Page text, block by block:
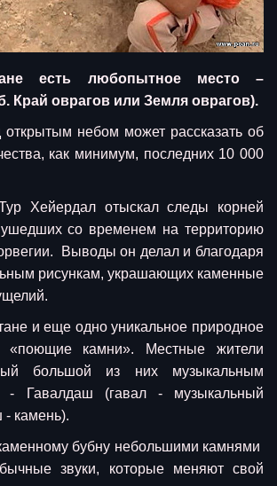
есть любопытное место –
Край оврагов или Земля оврагов).
открытым небом может рассказать об
как минимум, последних 10 000
Хейердал отыскал следы корней
ушедших со временем на территорию
Выводы он делал и благодаря
рисункам, украшающих каменные
и еще одно уникальное природное
«поющие камни». Местные жители
большой из них музыкальным
- Гавалдаш (гавал - музыкальный
- камень).
бубну небольшими камнями
звуки, которые меняют свой